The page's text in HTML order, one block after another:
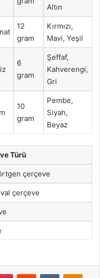
Altın
12
gram
Kırmızı,
Mavi, Yeşil
6
gram
Şeffaf,
Kahverengi,
Gri
10
gram
Pembe,
Siyah,
Beyaz
Türü
çerçeve
çerçeve
PinterestReddit VKontakte